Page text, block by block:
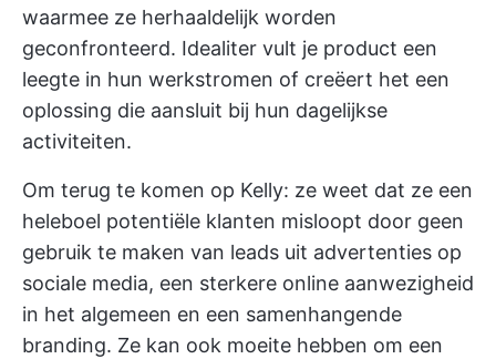
waarmee ze herhaaldelijk worden
geconfronteerd. Idealiter vult je product een
leegte in hun werkstromen of creëert het een
oplossing die aansluit bij hun dagelijkse
activiteiten.
Om terug te komen op Kelly: ze weet dat ze een
heleboel potentiële klanten misloopt door geen
gebruik te maken van leads uit advertenties op
sociale media, een sterkere online aanwezigheid
in het algemeen en een samenhangende
branding. Ze kan ook moeite hebben om een